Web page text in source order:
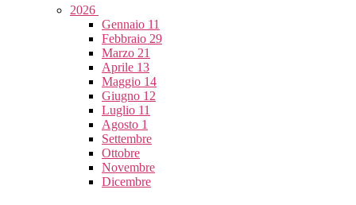
2026
Gennaio 11
Febbraio 29
Marzo 21
Aprile 13
Maggio 14
Giugno 12
Luglio 11
Agosto 1
Settembre
Ottobre
Novembre
Dicembre